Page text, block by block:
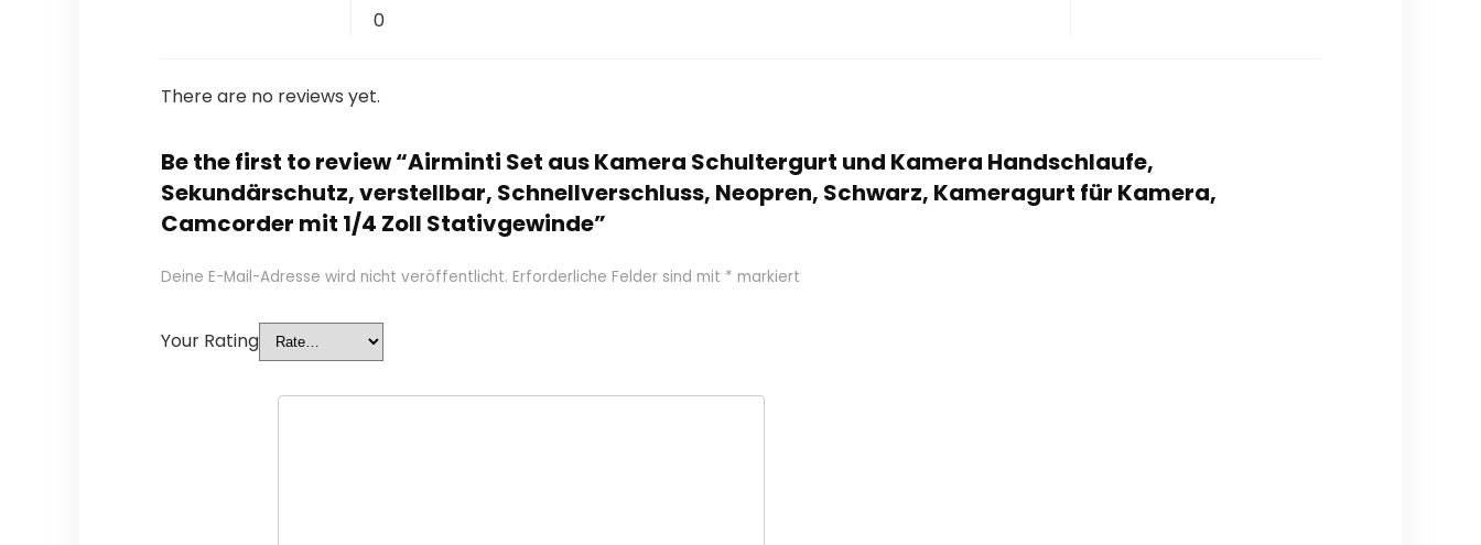
0
There are no reviews yet.
Be the first to review “Airminti Set aus Kamera Schultergurt und Kamera Handschlaufe,
Sekundärschutz, verstellbar, Schnellverschluss, Neopren, Schwarz, Kameragurt für Kamera,
Camcorder mit 1/4 Zoll Stativgewinde”
Deine E-Mail-Adresse wird nicht veröffentlicht. Erforderliche Felder sind mit * markiert
Your Rating